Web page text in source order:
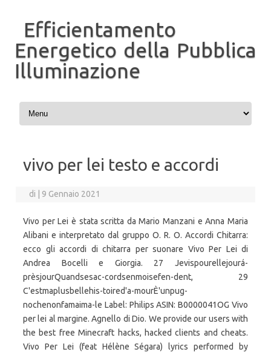
Efficientamento
Energetico della Pubblica
Illuminazione
Vai al contenuto
vivo per lei testo e accordi
di 9 Gennaio 2021
Vivo per Lei è stata scritta da Mario Manzani e Anna Maria
Alibani e interpretato dal gruppo O. R. O. Accordi Chitarra:
ecco gli accordi di chitarra per suonare Vivo Per Lei di
Andrea Bocelli e Giorgia. 27 Jevispourellejourá-
prèsjourQuandsesac-cordsenmoisefen-dent, 29
C'estmaplusbellehis-toired'a-mourÈ'unpug-
nochenonfamaima-le Label: Philips ASIN: B0000041OG Vivo
per lei al margine. Agnello di Dio. We provide our users with
the best free Minecraft hacks, hacked clients and cheats.
Vivo Per Lei (feat Hélène Ségara) lyrics performed by